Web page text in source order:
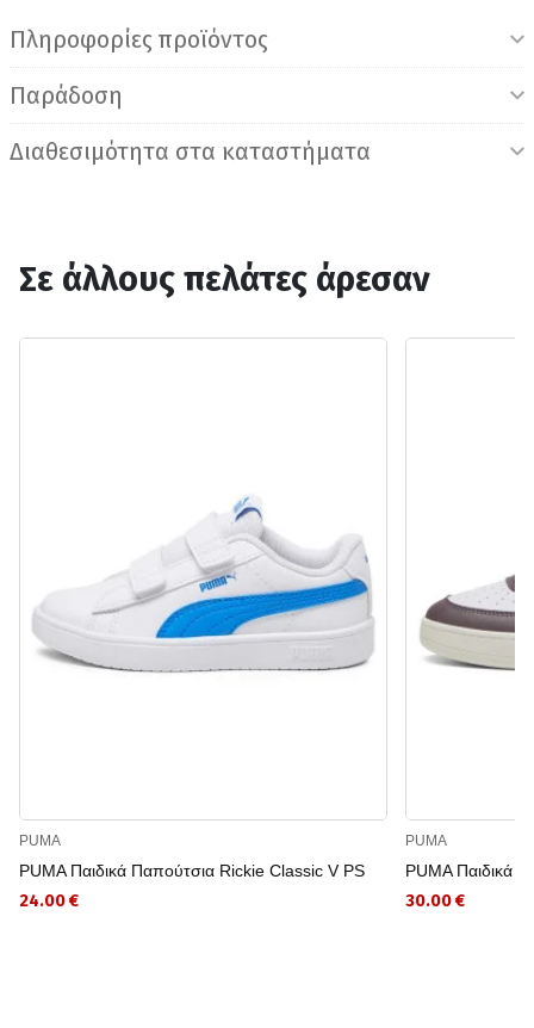
Πληροφορίες προϊόντος
Παράδοση
Διαθεσιμότητα στα καταστήματα
Σε άλλους πελάτες άρεσαν
PUMA
PUMA Παιδικά Παπούτσια Rickie Classic V PS
24.00 €
PUMA
PUMA Παιδικά
30.00 €